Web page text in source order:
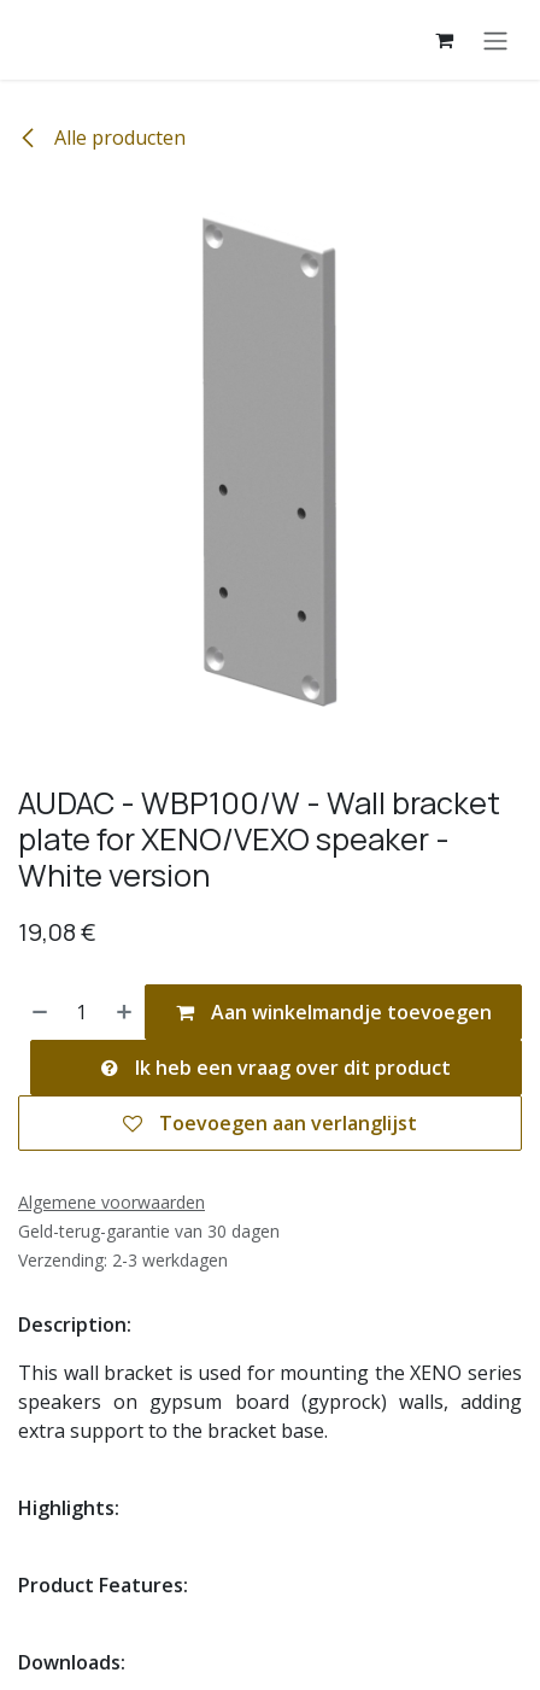
Alle producten
AUDAC - WBP100/W - Wall bracket
plate for XENO/VEXO speaker -
White version
19,08€
Aan winkelmandje toevoegen
Ik heb een vraag over dit product
Toevoegen aan verlanglijst
Algemene voorwaarden
Geld-terug-garantie van 30 dagen
Verzending: 2-3 werkdagen
Description:
This wall bracket is used for mounting the XENO series
speakers on gypsum board (gyprock) walls, adding
extra support to the bracket base.
Highlights:
Product Features:
Downloads: